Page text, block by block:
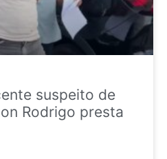
suspeito de
Rodrigo presta